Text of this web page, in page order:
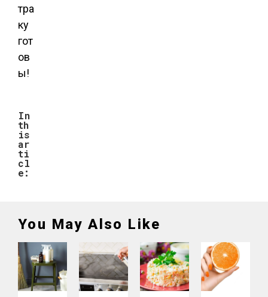
тра
ку
гот
ов
ы!
In
th
is
ar
ti
cl
e:
You May Also Like